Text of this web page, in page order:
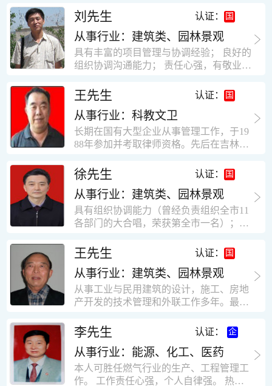
方。1987至1981988年爱聘于郑州市荥阳
第二建筑公司，任郑州市天然气公司基地
建设项目施工员。该项目有15层办公楼及
裙楼一栋8000平方。框架结构。住宅楼4
栋16000平方，6层砖混结构。1989年至19
术负责人，该项目为水泥生产线，该项目
有圆形连体熟料仓12，每个直径9米高41
米，砖混结构，皮带运输走廊一个，框架
结构长185米，高5.2米的框架结构。1991
年调入新乡市新营建筑公司历任：七里三
营乡刘庄火力发电厂项目经理，该项目有
平方装配式工业厂房，焦作市林果住宅小
区项目经理，该项目有住宅楼9栋6层砖混
结构，总建筑面积36000平方米。2004年
限公司专业监理工程师，广东重工监理有
限公司任专业监理工程师，监督的工程
有：广东东莞市花润雪花啤酒厂二期扩建
工程，该工程有钢结构工业厂房2栋，每
栋9000平方米。东莞市新世纪花苑，该工
场；一栋17层。2栋总面积32000平方米，
框架结构。南奥园金州商业步行街等工
程。30年的工作经验积累，使自己能适应
建筑行业的多种工作岗位。
识，能够合理高效的做好企业内部管理和
人员结构调整；具有大型工程及房地产公
司管理经验，以及公关的能力和商务谈判
能力。 ? 自认为是个有良好职业道德、有
责任心、有敬业精神，能承受巨大工作压
力的职业经理人！……
员、理事。高级工程师，执业药师，中国
药学会高级会员。享受国务院津贴专家。
丙戊酸镁缓释片及其制备工艺国家发明专
利人。
刘先生 认证：
从事行业：建筑类、园林景观
具有丰富的项目管理与协调经验； 良好的
组织协调沟通能力； 责任心强，有敬业创
闭路电视监控系统、防盗报警系统、门禁
一卡通系统、停车场管理系统、巡更系
统、远程抄表系统等相关系统主流产品，
有较强的售前技术支持能力，并具有较丰
富的设备调试经验； 能独立完成系统集成
建与扩充经验，并具备教育训练能力；
王先生 认证：
从事行业：科教文卫
长期在国有大型企业从事管理工作，于19
88年参加并考取律师资格。先后在吉林油
辽宁华夏律师事务所和辽宁鑫诺律师事务
所执业。王律师在数十年的执业经历中，
多次与美国、英国、香港、北京、深圳等
地的律师共同办理法律事务。 对民商事的
诉讼和非诉讼的合同纠纷、劳动纠纷、债
对刑事案件、仲裁案件都颇有造诣。尤其
擅长处理涉及公司管理、企业改制，资产
收购重组等法律业务。王律师有多篇学术
论文在省部级会议和刊物上发表。数十年
的执业经历中，王律师经办了数百起诉讼
和非诉讼案件，取得了较好的经济效益和
律师一贯的工作作风；法律第一和当事人
合法权益第一，忠诚和敬业是王福营律师
的永恒的追求。
徐先生 认证：
从事行业：建筑类、园林景观
具有组织协调能力（曾经负责组织全市11
各部门的大合唱，荣获第全市一名）；知
等领域）；实际工作能力强，且经验丰
富。
王先生 认证：
从事行业：建筑类、园林景观
从事工业与民用建筑的设计，施工、房地
产开发的技术管理和外联工作多年。最大
最高26层。基础理论和专业技术知识功底
深厚，能熟练从事复杂技术工程的设计与
计算工作，有丰富的大中型工程项目的施
工技术经验。知识广博，设计、施工、予
决算、资产评估等都有较深造诣。曾独立
李先生 认证：
从事行业：能源、化工、医药
本人可胜任燃气行业的生产、工程管理工
作。 工作责任心强，个人自律强。 热爱